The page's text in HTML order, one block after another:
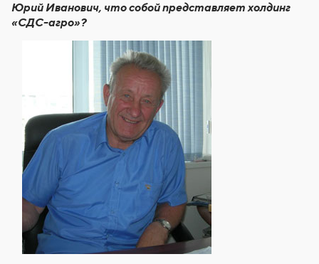
Юрий Иванович, что собой представляет холдинг
«СДС-агро»?